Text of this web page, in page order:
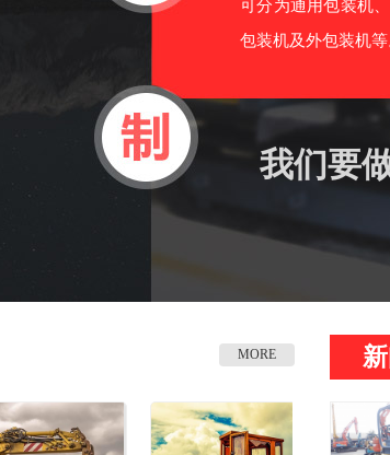
可分为通用包装机
包装机及外包装机
我们要
MORE